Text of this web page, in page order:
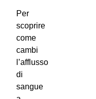
Per
scoprire
come
cambi
l’afflusso
di
sangue